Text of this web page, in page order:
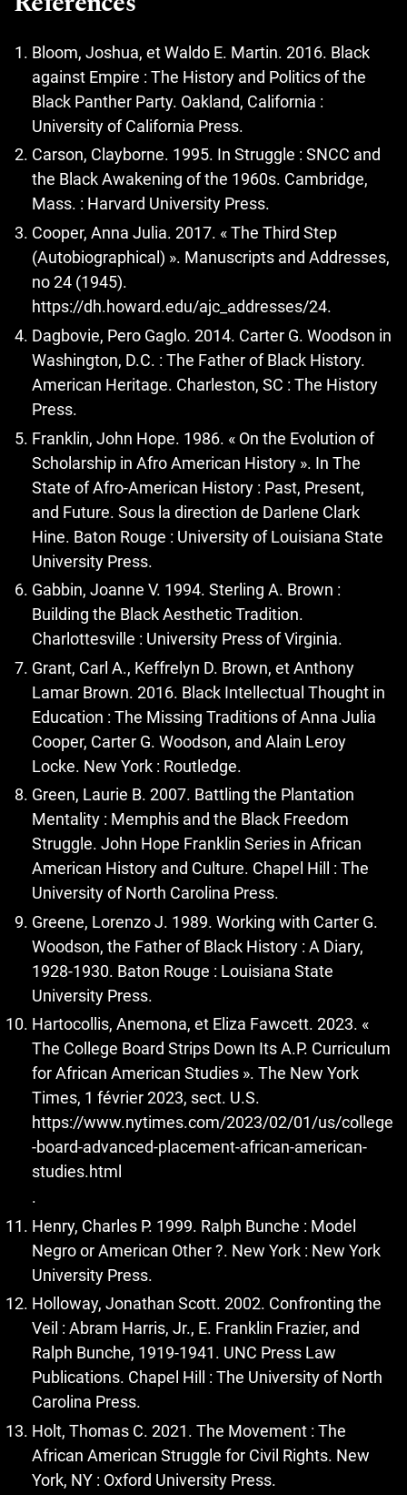
Bloom, Joshua, et Waldo E. Martin. 2016. Black
against Empire : The History and Politics of the
Black Panther Party. Oakland, California :
University of California Press.
Carson, Clayborne. 1995. In Struggle : SNCC and
the Black Awakening of the 1960s. Cambridge,
Mass. : Harvard University Press.
Cooper, Anna Julia. 2017. « The Third Step
(Autobiographical) ». Manuscripts and Addresses,
no 24 (1945).
https://dh.howard.edu/ajc_addresses/24.
Dagbovie, Pero Gaglo. 2014. Carter G. Woodson in
Washington, D.C. : The Father of Black History.
American Heritage. Charleston, SC : The History
Press.
Franklin, John Hope. 1986. « On the Evolution of
Scholarship in Afro American History ». In The
State of Afro-American History : Past, Present,
and Future. Sous la direction de Darlene Clark
Hine. Baton Rouge : University of Louisiana State
University Press.
Gabbin, Joanne V. 1994. Sterling A. Brown :
Building the Black Aesthetic Tradition.
Charlottesville : University Press of Virginia.
Grant, Carl A., Keffrelyn D. Brown, et Anthony
Lamar Brown. 2016. Black Intellectual Thought in
Education : The Missing Traditions of Anna Julia
Cooper, Carter G. Woodson, and Alain Leroy
Locke. New York : Routledge.
Green, Laurie B. 2007. Battling the Plantation
Mentality : Memphis and the Black Freedom
Struggle. John Hope Franklin Series in African
American History and Culture. Chapel Hill : The
University of North Carolina Press.
Greene, Lorenzo J. 1989. Working with Carter G.
Woodson, the Father of Black History : A Diary,
1928-1930. Baton Rouge : Louisiana State
University Press.
Hartocollis, Anemona, et Eliza Fawcett. 2023. «
The College Board Strips Down Its A.P. Curriculum
for African American Studies ». The New York
Times, 1 février 2023, sect. U.S.
https://www.nytimes.com/2023/02/01/us/college
-board-advanced-placement-african-american-
studies.html
.
Henry, Charles P. 1999. Ralph Bunche : Model
Negro or American Other ?. New York : New York
University Press.
Holloway, Jonathan Scott. 2002. Confronting the
Veil : Abram Harris, Jr., E. Franklin Frazier, and
Ralph Bunche, 1919-1941. UNC Press Law
Publications. Chapel Hill : The University of North
Carolina Press.
Holt, Thomas C. 2021. The Movement : The
African American Struggle for Civil Rights. New
York, NY : Oxford University Press.